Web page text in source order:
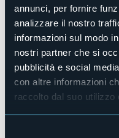
annunci, per fornire
analizzare il nostro
informazioni sul modo
nostri partner che si
pubblicità e social
con altre informazioni
raccolto dal suo utilizzo
Piscina
No
Animali ammessi
No
Camere
15
25